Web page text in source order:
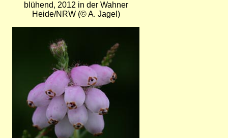
blühend, 2012 in der Wahner
Heide/NRW (© A. Jagel)